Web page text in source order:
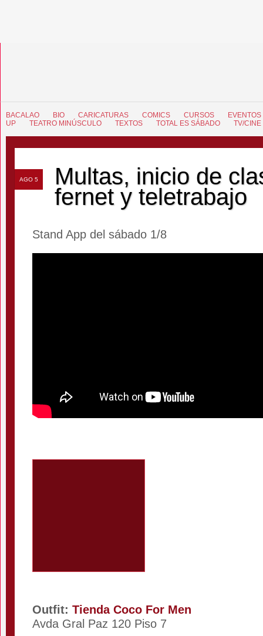
BACALAO BIO CARICATURAS COMICS CURSOS
EVENTOS
UP
TEATRO MINÚSCULO TEXTOS TOTAL ES SÁBADO TV/CINE
AGO 5 Multas, inicio de
fernet y teletrabajo
Stand App del sábado 1/8
Outfit: Tienda Coco For Men
Avda Gral Paz 120 Piso 7